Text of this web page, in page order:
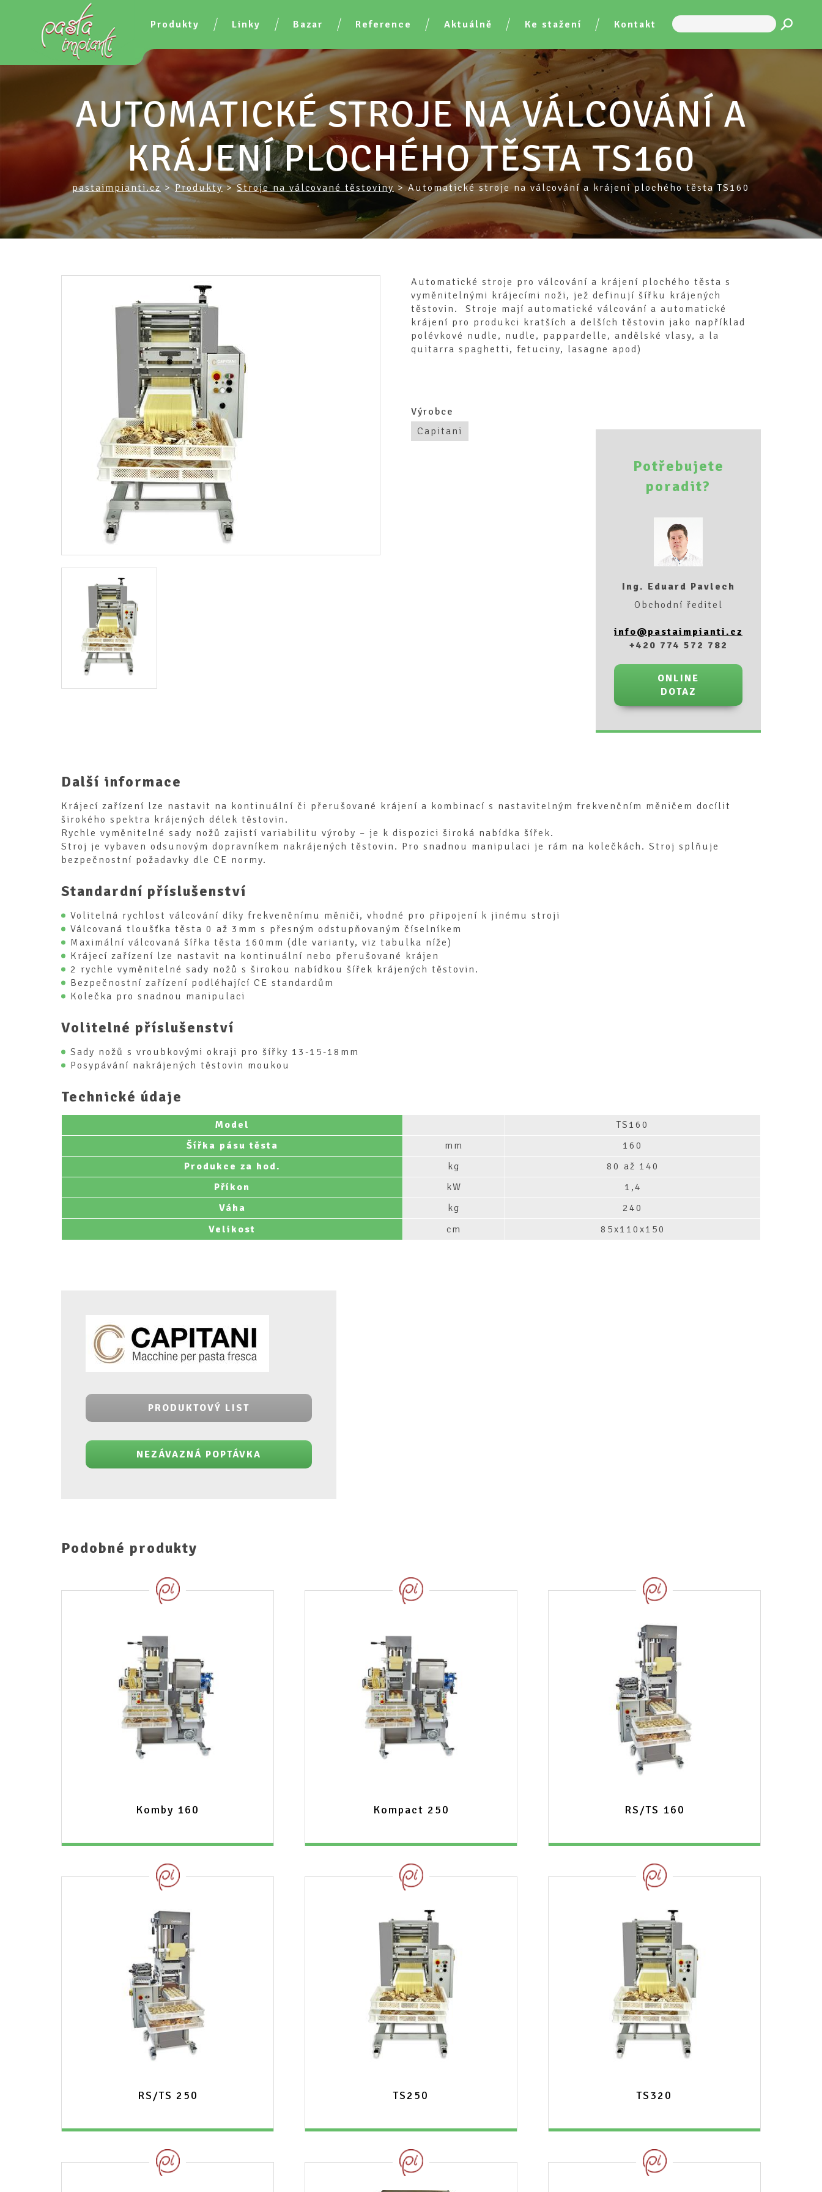
Produkty Linky Bazar Reference Aktuálně Ke stažení Kontakt
AUTOMATICKÉ STROJE NA VÁLCOVÁNÍ A
KRÁJENÍ PLOCHÉHO TĚSTA TS160
pastaimpianti.cz > Produkty > Stroje na válcované těstoviny > Automatické stroje na válcování a krájení plochého těsta TS160
Automatické stroje pro válcování a krájení plochého těsta s
vyměnitelnými krájecími noži, jež definují šířku krájených
těstovin. Stroje mají automatické válcování a automatické
krájení pro produkci kratších a delších těstovin jako například
polévkové nudle, nudle, pappardelle, andělské vlasy, a la
quitarra spaghetti, fetuciny, lasagne apod)
Výrobce
Capitani
Potřebujete
poradit?
Ing. Eduard Pavlech
Obchodní ředitel
info@pastaimpianti.cz
+420 774 572 782
ONLINE
DOTAZ
Další informace
Krájecí zařízení lze nastavit na kontinuální či přerušované krájení a kombinací s nastavitelným frekvenčním měničem docílit
širokého spektra krájených délek těstovin.
Rychle vyměnitelné sady nožů zajistí variabilitu výroby – je k dispozici široká nabídka šířek.
Stroj je vybaven odsunovým dopravníkem nakrájených těstovin. Pro snadnou manipulaci je rám na kolečkách. Stroj splňuje
bezpečnostní požadavky dle CE normy.
Standardní příslušenství
Volitelná rychlost válcování díky frekvenčnímu měniči, vhodné pro připojení k jinému stroji
Válcovaná tloušťka těsta 0 až 3mm s přesným odstupňovaným číselníkem
Maximální válcovaná šířka těsta 160mm (dle varianty, viz tabulka níže)
Krájecí zařízení lze nastavit na kontinuální nebo přerušované krájen
2 rychle vyměnitelné sady nožů s širokou nabídkou šířek krájených těstovin.
Bezpečnostní zařízení podléhající CE standardům
Kolečka pro snadnou manipulaci
Volitelné příslušenství
Sady nožů s vroubkovými okraji pro šířky 13-15-18mm
Posypávání nakrájených těstovin moukou
Technické údaje
Model
TS160
Šířka pásu těsta
mm
160
Produkce za hod.
kg
80 až 140
Příkon
kW
1,4
Váha
kg
240
Velikost
cm 85x110x150
PRODUKTOVÝ LIST
NEZÁVAZNÁ POPTÁVKA
Podobné produkty
Komby 160 Kompact 250 RS/TS 160
RS/TS 250 TS250 TS320